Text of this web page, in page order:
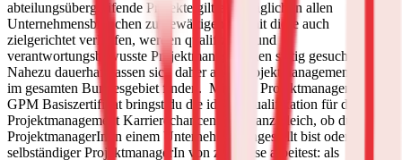
abteilungsübergreifende Projekte gilt es tagtäglich in allen
Unternehmensbranchen zu bewältigen. Damit diese auch
zielgerichtet verlaufen, werden qualifizierte und
verantwortungsbewusste ProjektmanagerInnen stetig gesucht.
Nahezu dauerhaft lassen sich daher auch Projektmanagement Stellen
im gesamten Bundesgebiet finden. Mit dem Projektmanagement
GPM Basiszertifikat bringst du die ideale Qualifikation für deine
Projektmanagement Karrierechancen mit. Ganz gleich, ob du als
ProjektmanagerIn in einem Unternehmen angestellt bist oder als
selbständiger ProjektmanagerIn von zu Hause arbeitest: als